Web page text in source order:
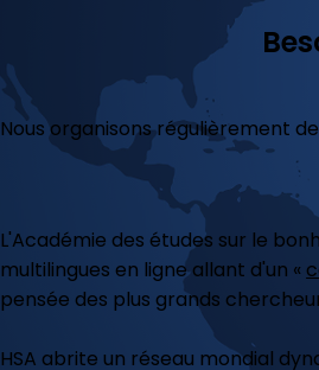
Nous organisons régulièrement
L'Académie des études sur le
multilingues en ligne allant d'un «
pensée des plus grands
HSA abrite un réseau mondial